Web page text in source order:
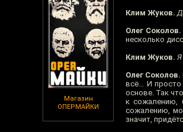
Магазин
ОПЕРМАЙКИ
Клим Жуков.
Олег Соколов.
несколько
Клим Жуков. Я
Олег Соколов.
всё… И просто
основе. Так
к сожалению,
сожалению,
значит,